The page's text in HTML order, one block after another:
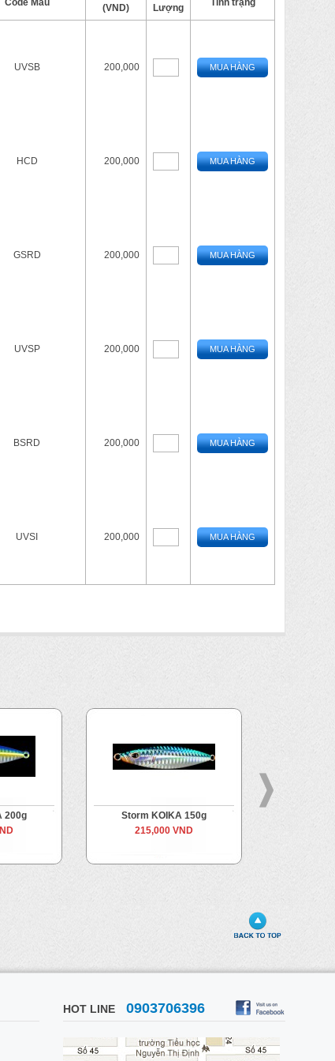
Code Màu
(VND)
Lượng
Tình trạng
UVSB 200,000 MUA HÀNG
HCD 200,000 MUA HÀNG
GSRD 200,000 MUA HÀNG
UVSP 200,000 MUA HÀNG
BSRD 200,000 MUA HÀNG
UVSI 200,000 MUA HÀNG
200g
Storm KOIKA 150g
215,000 VND
HOT LINE 0903706396